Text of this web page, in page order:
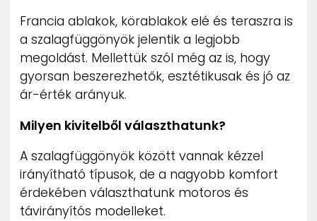
Francia ablakok, körablakok elé és teraszra is
a szalagfüggönyök jelentik a legjobb
megoldást. Mellettük szól még az is, hogy
gyorsan beszerezhetők, esztétikusak és jó az
ár-érték arányuk.
Milyen kivitelből választhatunk?
A szalagfüggönyök között vannak kézzel
irányítható típusok, de a nagyobb komfort
érdekében választhatunk motoros és
távirányítós modelleket.